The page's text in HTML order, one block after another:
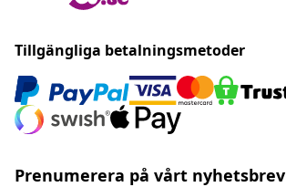
Tillgängliga betalningsmetoder
Prenumerera på vårt nyhetsbrev